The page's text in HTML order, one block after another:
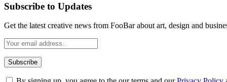
Subscribe to Updates
Get the latest creative news from FooBar about art, design and